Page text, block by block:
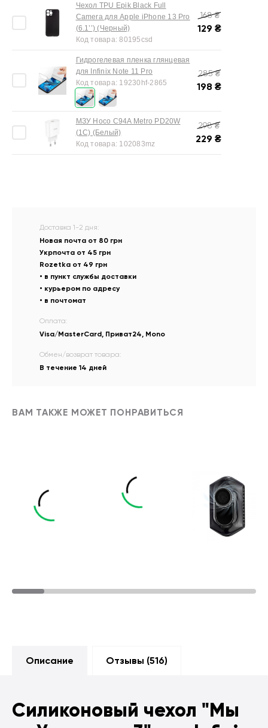
Чехол TPU Epik Black Full
Camera для Apple iPhone 13 Pro
(6.1’’) (Черный)
Код товара:80195csd
168₴
129 ₴
Гидрогелевая пленка глянцевая
для Infinix Note 11 Pro
Код товара: 19230hf-2865
285₴
198 ₴
МЗУ Hoco C94A Metro PD20W
(1C) (Белый)
Код товара: 102083mz
298₴
229 ₴
Доставка 1-2 дня:
Новая почта от 80 грн
Укрпочта от 45 грн
Rozetka от 49 грн
• в пункт службы доставки
• курьером по адресу
• в почтомат
Оплата:
Visa/MasterCard, Приват24, Mono
Обмен/возврат товара:
В течение 14 дней
ВАМ ТАКЖЕ МОЖЕТ ПОНРАВИТЬСЯ
Описание Отзывы (516)
Силиконовый чехол "Мы